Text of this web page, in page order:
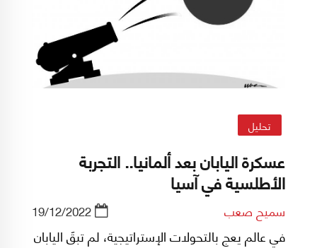
تحليل
عسكرة اليابان بعد ألمانيا.. التجربة
الأطلسية في آسيا
سميح صعب 19/12/2022
في عالم يعج بالتحولات الإستراتيجية، لم تبقَ اليابان